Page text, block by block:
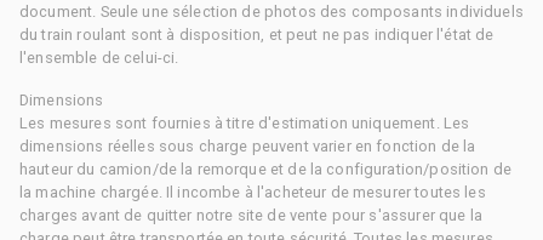
document. Seule une sélection de photos des composants individuels
du train roulant sont à disposition, et peut ne pas indiquer l'état de
l'ensemble de celui-ci.
Dimensions
Les mesures sont fournies à titre d'estimation uniquement. Les
dimensions réelles sous charge peuvent varier en fonction de la
hauteur du camion/de la remorque et de la configuration/position de
la machine chargée. Il incombe à l'acheteur de mesurer toutes les
charges avant de quitter notre site de vente pour s'assurer que la